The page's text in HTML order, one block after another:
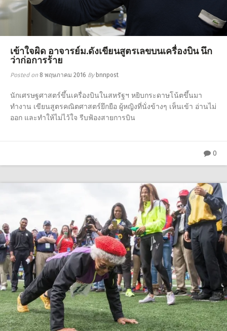
เข้าใจผิด อาจารย์ม.ดังเขียนสูตรเลขบนเครื่องบิน นึก
ว่าก่อการร้าย
Posted on 8 พฤษภาคม 2016 By bnnpost
นักเศรษฐศาสตร์ขึ้นเครื่องบินในสหรัฐฯ หยิบกระดาษโน้ตขึ้นมา
ทำงาน เขียนสูตรคณิตศาสตร์ยึกยือ ผู้หญิงที่นั่งข้างๆ เห็นเข้า อ่านไม่
ออก และทำให้ไม่ไว้ใจ รีบฟ้องสายการบิน
0